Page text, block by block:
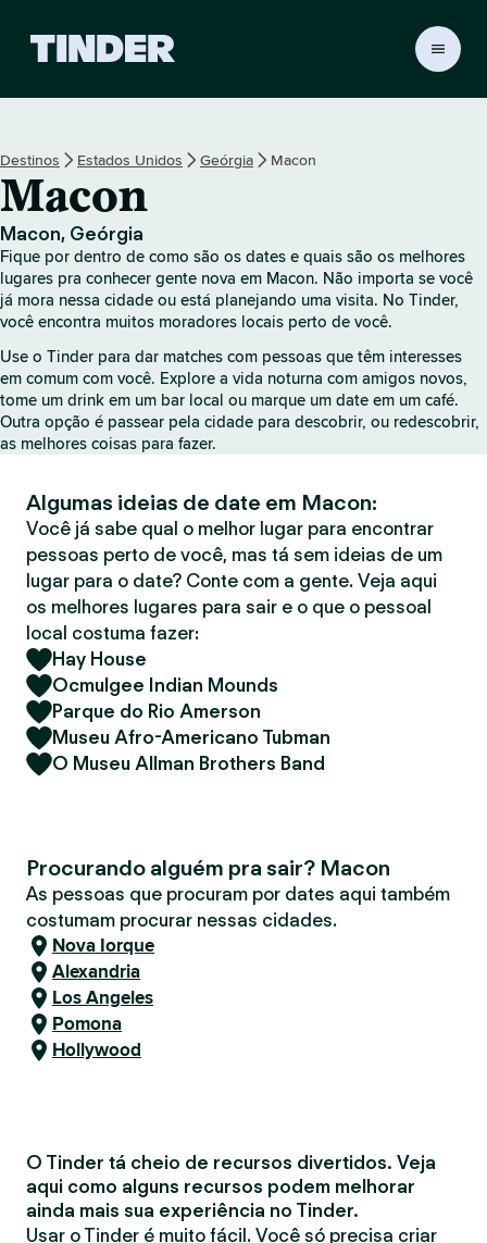
a
c
i
a
l
o
T
i
n
r
Destinos Estados Unidos Geórgia Macon
Macon
Macon, Geórgia
Fique por dentro de como são os dates e quais são os melhores
lugares pra conhecer gente nova em Macon. Não importa se você
já mora nessa cidade ou está planejando uma visita. No Tinder,
você encontra muitos moradores locais perto de você.
Use o Tinder para dar matches com pessoas que têm interesses
em comum com você. Explore a vida noturna com amigos novos,
tome um drink em um bar local ou marque um date em um café.
Outra opção é passear pela cidade para descobrir, ou redescobrir,
as melhores coisas para fazer.
Algumas ideias de date em Macon:
Você já sabe qual o melhor lugar para encontrar
pessoas perto de você, mas tá sem ideias de um
lugar para o date? Conte com a gente. Veja aqui
os melhores lugares para sair e o que o pessoal
local costuma fazer:
Hay House
Ocmulgee Indian Mounds
Parque do Rio Amerson
Museu Afro-Americano Tubman
O Museu Allman Brothers Band
Procurando alguém pra sair? Macon
As pessoas que procuram por dates aqui também
costumam procurar nessas cidades.
Nova Iorque
Alexandria
Los Angeles
Pomona
Hollywood
O Tinder tá cheio de recursos divertidos. Veja
aqui como alguns recursos podem melhorar
ainda mais sua experiência no Tinder.
Usar o Tinder é muito fácil. Você só precisa criar